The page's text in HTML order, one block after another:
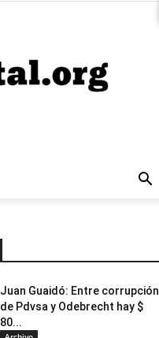
Juan Guaidó: Entre corrupción
de Pdvsa y Odebrecht hay $
80...